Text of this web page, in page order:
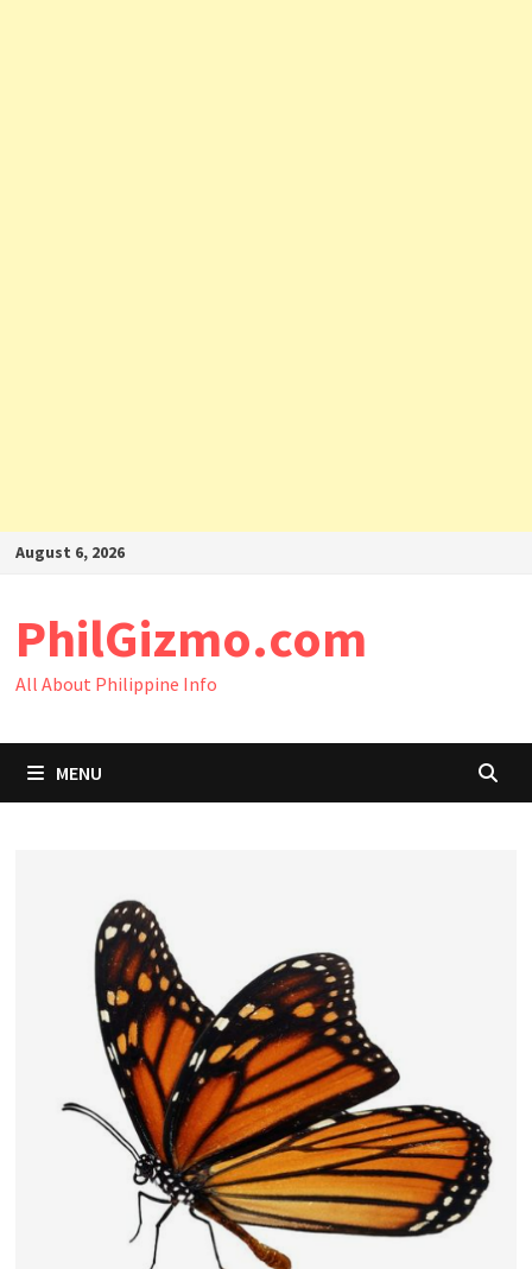
Skip
content
August 6, 2026
PhilGizmo.com
All About Philippine Info
MENU